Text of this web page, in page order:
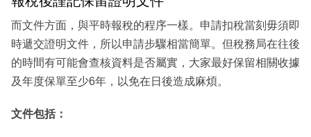
而文件方面，與平時報稅的程序一樣。申請扣稅當刻毋須即
時遞交證明文件，所以申請步驟相當簡單。但稅務局在往後
的時間有可能會查核資料是否屬實，大家最好保留相關收據
及年度保單至少6年，以免在日後造成麻煩。
文件包括：